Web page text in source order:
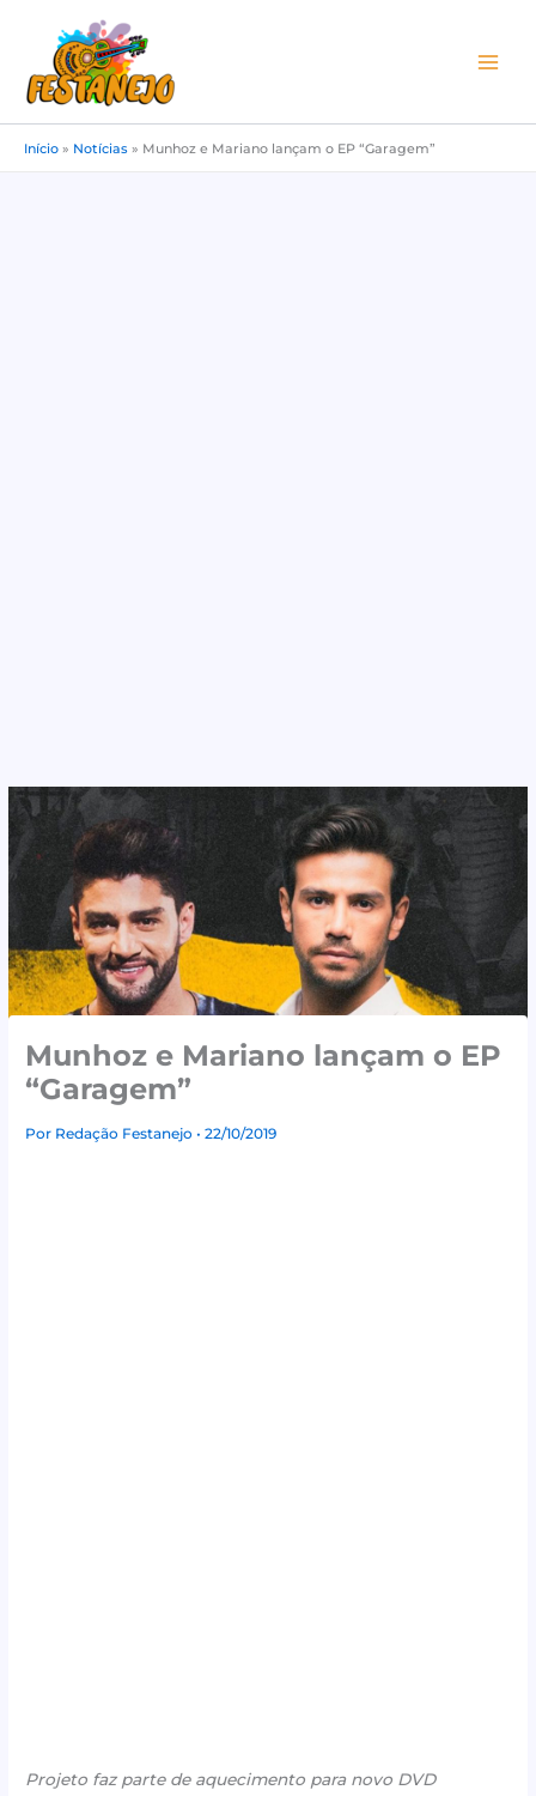
conteúdo
Início » Notícias » Munhoz e Mariano lançam o EP “Garagem”
Munhoz e Mariano lançam o EP
“Garagem”
Por Redação Festanejo• 22/10/2019
Projeto faz parte de aquecimento para novo DVD